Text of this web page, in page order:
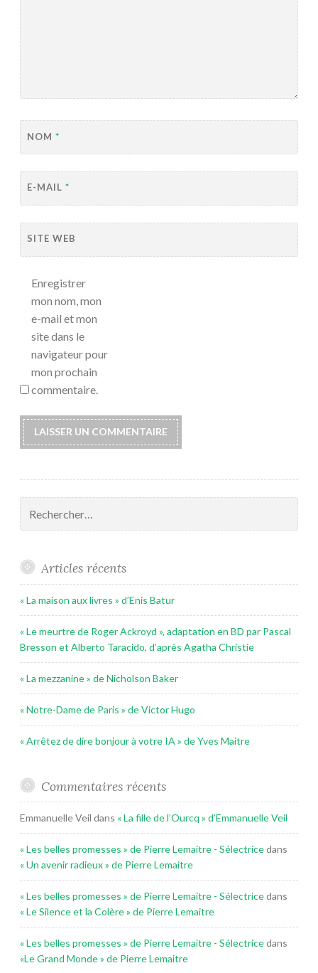
NOM *
E-MAIL *
SITE WEB
Enregistrer
mon nom, mon
e-mail et mon
site dans le
navigateur pour
mon prochain
commentaire.
Articles récents
« La maison aux livres » d’Enis Batur
« Le meurtre de Roger Ackroyd », adaptation en BD par Pascal
Bresson et Alberto Taracido, d’après Agatha Christie
« La mezzanine » de Nicholson Baker
« Notre-Dame de Paris » de Victor Hugo
« Arrêtez de dire bonjour à votre IA » de Yves Maitre
Commentaires récents
Emmanuelle Veil dans « La fille de l’Ourcq » d’Emmanuelle Veil
« Les belles promesses » de Pierre Lemaitre - Sélectricedans
« Un avenir radieux » de Pierre Lemaitre
« Les belles promesses » de Pierre Lemaitre - Sélectricedans
« Le Silence et la Colère » de Pierre Lemaitre
« Les belles promesses » de Pierre Lemaitre - Sélectricedans
«Le Grand Monde » de Pierre Lemaitre